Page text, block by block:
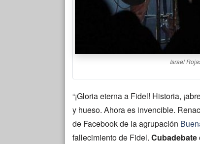
Israel
“¡Gloria eterna a Fidel! Historia,
y hueso. Ahora es invencible.
de Facebook de la agrupación
fallecimiento de Fidel. Cubadebate